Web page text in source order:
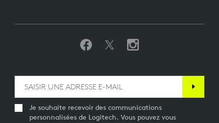
Je souhaite recevoir des communications
personnalisées de Logitech. Vous pouvez vous